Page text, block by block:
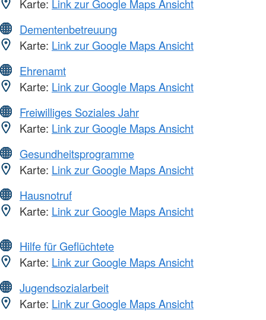
Karte: Link zur Google Maps Ansicht
Dementenbetreuung
Karte: Link zur Google Maps Ansicht
Ehrenamt
Karte: Link zur Google Maps Ansicht
Freiwilliges Soziales Jahr
Karte: Link zur Google Maps Ansicht
Gesundheitsprogramme
Karte: Link zur Google Maps Ansicht
Hausnotruf
Karte: Link zur Google Maps Ansicht
Hilfe für Geflüchtete
Karte: Link zur Google Maps Ansicht
Jugendsozialarbeit
Karte: Link zur Google Maps Ansicht